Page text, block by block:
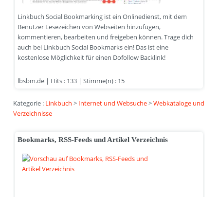
Linkbuch Social Bookmarking ist ein Onlinedienst, mit dem
Benutzer Lesezeichen von Webseiten hinzufügen,
kommentieren, bearbeiten und freigeben können. Trage dich
auch bei Linkbuch Social Bookmarks ein! Das ist eine
kostenlose Möglichkeit für einen Dofollow Backlink!
lbsbm.de | Hits : 133 | Stimme(n) : 15
Kategorie : Linkbuch > Internet und Websuche>Webkataloge und
Verzeichnisse
Bookmarks, RSS-Feeds und Artikel Verzeichnis